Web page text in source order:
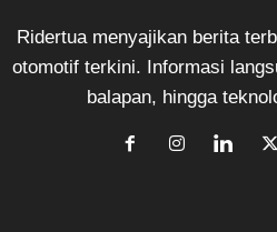
Ridertua menyajikan berita
otomotif terkini. Informasi
balapan, hingga